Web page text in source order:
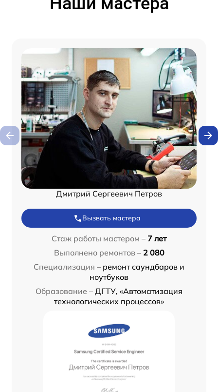
Дмитрий Сергеевич Петров
Вызвать мастера
Стаж работы мастером – 7 лет
Выполнено ремонтов – 2 080
Специализация – ремонт саундбаров и
ноутбуков
Образование – ДГТУ, «Автоматизация
технологических процессов»